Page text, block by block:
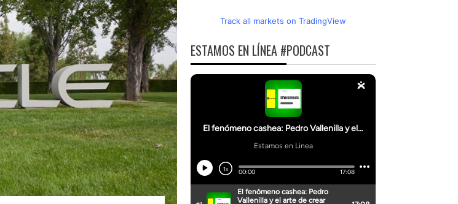
Track all markets on TradingView
ESTAMOS EN LÍNEA #PODCAST